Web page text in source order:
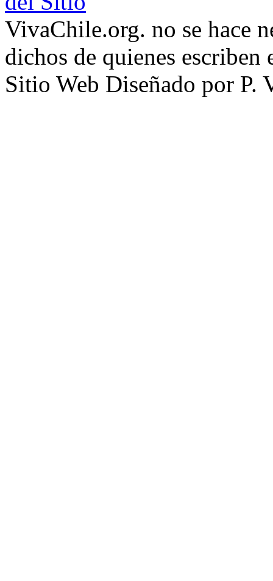
VivaChile.org. no se hace
dichos de quienes escriben
Sitio Web Diseñado por